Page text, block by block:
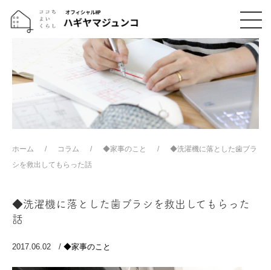
ホーム コラム ◆家事のこと
◆洗濯機に落とした歯ブラ
シを救出してもらった話
◆洗濯機に落とした歯ブラシを救出してもらった
話
2017.06.02 / ◆家事のこと